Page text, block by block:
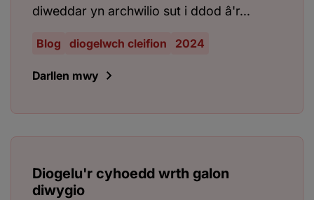
diweddar yn archwilio sut i ddod â'r...
Blog diogelwch cleifion 2024
Darllen mwy
Diogelu'r cyhoedd wrth galon
diwygio